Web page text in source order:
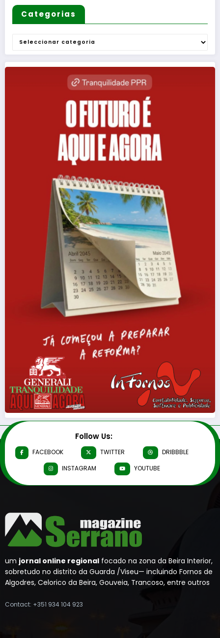
Categorias
Categorias
Follow Us:
FACEBOOK TWITTER
DRIBBBLE
INSTAGRAM
YOUTUBE
um jornal online regional focado na zona da Beira Interior,
sobretudo no distrito da Guarda /Viseu— incluindo Fornos de
Algodres, Celorico da Beira, Gouveia, Trancoso, entre outros
Contact: +351 934 104 923